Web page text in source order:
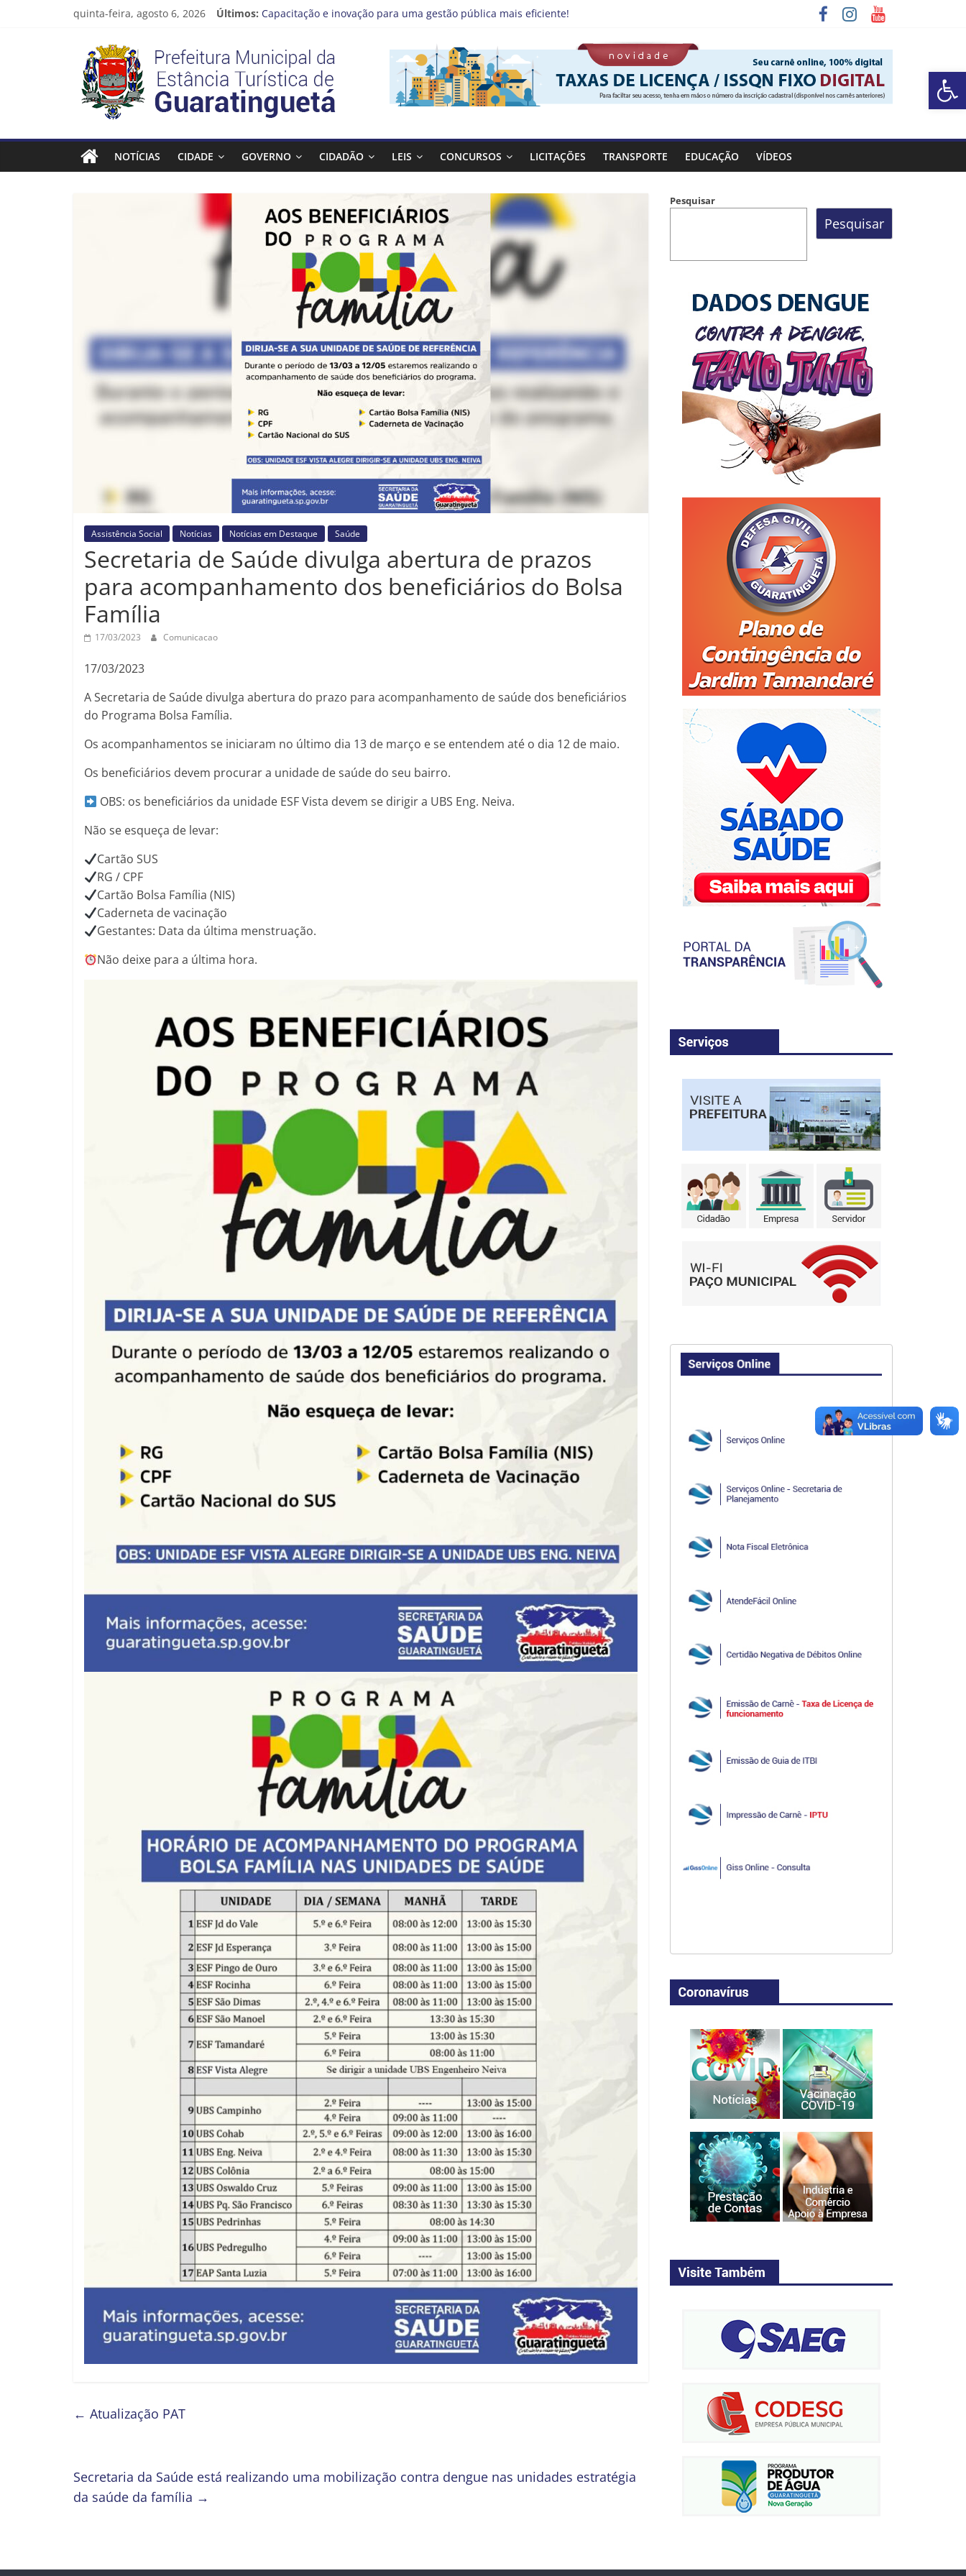
Barra de Ferramentas Aberta
quinta-feira, agosto 6, 2026 Últimos: Capacitação e inovação para uma gestão pública mais eficiente!
Prefeitura de Guaratinguetá divulga novo cronograma dos editais da PNAB
Guaratinguetá realizará ação de vacinação contra a Febre Amarela na região da Rocinha
Prefeitura
Estância
Turística
Guaratinguetá
NOTÍCIAS CIDADE GOVERNO CIDADÃO LEIS CONCURSOS LICITAÇÕES TRANSPORTE EDUCAÇÃO VÍDEOS
Assistência Social Notícias Notícias em Destaque Saúde
Secretaria de Saúde divulga abertura de prazos
para acompanhamento dos beneficiários do Bolsa
Família
17/03/2023 Comunicacao
17/03/2023
A Secretaria de Saúde divulga abertura do prazo para acompanhamento de saúde dos beneficiários
do Programa Bolsa Família.
Os acompanhamentos se iniciaram no último dia 13 de março e se entendem até o dia 12 de maio.
Os beneficiários devem procurar a unidade de saúde do seu bairro.
OBS: os beneficiários da unidade ESF Vista devem se dirigir a UBS Eng. Neiva.
Não se esqueça de levar:
Cartão SUS
RG / CPF
Cartão Bolsa Família (NIS)
Caderneta de vacinação
Gestantes: Data da última menstruação.
Não deixe para a última hora.
← Atualização PAT
Secretaria da Saúde está realizando uma mobilização contra dengue nas unidades estratégia
da saúde da família →
Pesquisar
Pesquisar